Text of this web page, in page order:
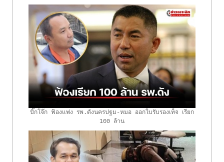
บิ๊กโจ๊ก ฟ้องแพ่ง รพ.ดังนครปฐม-หมอ ออกใบรับรองเท็จ เรียก
100 ล้าน